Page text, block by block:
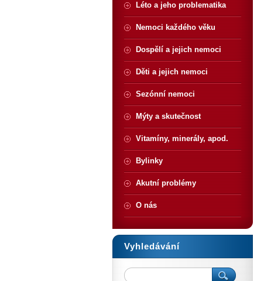
Léto a jeho problematika
Nemoci každého věku
Dospělí a jejich nemoci
Děti a jejich nemoci
Sezónní nemoci
Mýty a skutečnost
Vitamíny, minerály, apod.
Bylinky
Akutní problémy
O nás
Vyhledávání